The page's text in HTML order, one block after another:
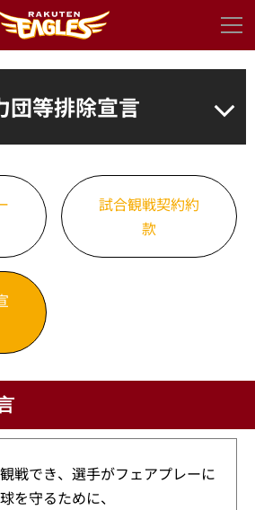
団等排除宣言
試合観戦契約約
款
戦でき、選手がフェアプレーに
を守るために、